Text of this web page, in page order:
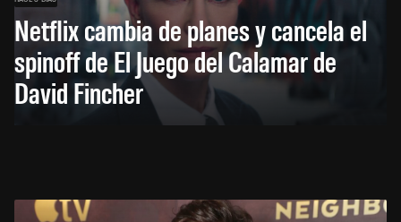
Netflix cambia de planes y cancela el
spinoff de El Juego del Calamar de
David Fincher